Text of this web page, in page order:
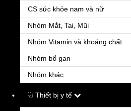
CS sức khỏe nam và nữ
Nhóm Mắt, Tai, Mũi
Nhóm Vitamin và khoáng chất
Nhóm bổ gan
Nhóm khác
Thiết bị y tế
TAntanine 500mg nội
23.000đ
Tantanine 500 là thuốc gì? Acetylleucine là hoạt